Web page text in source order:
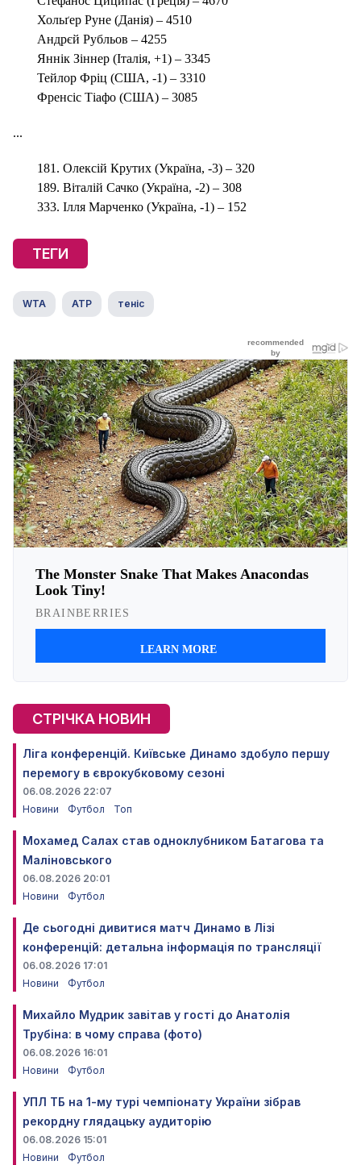
Хольґер Руне (Данія) – 4510
Андрєй Рубльов – 4255
Яннік Зіннер (Італія, +1) – 3345
Тейлор Фріц (США, -1) – 3310
Френсіс Тіафо (США) – 3085
...
181. Олексій Крутих (Україна, -3) – 320
189. Віталій Сачко (Україна, -2) – 308
333. Ілля Марченко (Україна, -1) – 152
ТЕГИ
WTA ATP теніс
СТРІЧКА НОВИН
Ліга конференцій. Київське Динамо здобуло першу
перемогу в єврокубковому сезоні
06.08.2026 22:07
Новини
Футбол Топ
Мохамед Салах став одноклубником Батагова та
Маліновського
06.08.2026 20:01
Новини
Футбол
Де сьогодні дивитися матч Динамо в Лізі
конференцій: детальна інформація по трансляції
06.08.2026 17:01
Новини
Футбол
Михайло Мудрик завітав у гості до Анатолія
Трубіна: в чому справа (фото)
06.08.2026 16:01
Новини
Футбол
УПЛ ТБ на 1-му турі чемпіонату України зібрав
рекордну глядацьку аудиторію
06.08.2026 15:01
Новини
Футбол